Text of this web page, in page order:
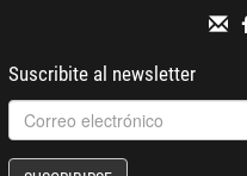
Suscribite al newsletter